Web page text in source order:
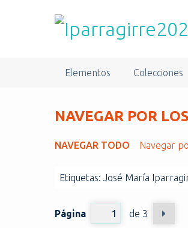
Elementos Colecciones
NAVEGAR POR
NAVEGAR TODO Navegar
Etiquetas: José María
Página de 3